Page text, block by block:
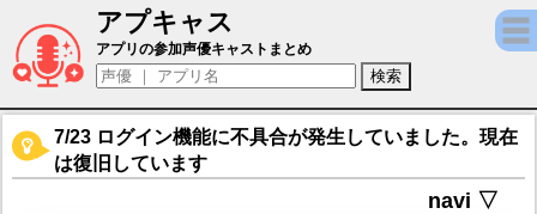
アプキャス
シドゥリ（声優：内山夕実)【Fate/Grand
アプリの参加声優キャストまとめ
7/23 ログイン機能に不具合が発生していました。現在
は復旧しています
navi ▽